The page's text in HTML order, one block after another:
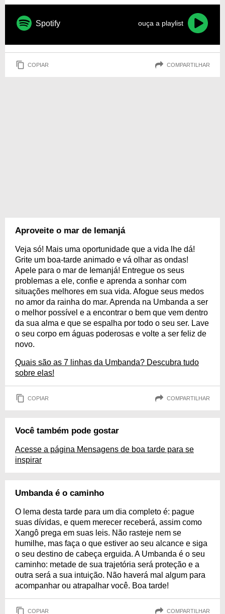
Spotify ouça a playlist
COPIAR COMPARTILHAR
Aproveite o mar de Iemanjá
Veja só! Mais uma oportunidade que a vida lhe dá!
Grite um boa-tarde animado e vá olhar as ondas!
Apele para o mar de Iemanjá! Entregue os seus
problemas a ele, confie e aprenda a sonhar com
situações melhores em sua vida. Afogue seus medos
no amor da rainha do mar. Aprenda na Umbanda a ser
o melhor possível e a encontrar o bem que vem dentro
da sua alma e que se espalha por todo o seu ser. Lave
o seu corpo em águas poderosas e volte a ser feliz de
novo.
Quais são as 7 linhas da Umbanda? Descubra tudo
sobre elas!
COPIAR COMPARTILHAR
Você também pode gostar
Acesse a página Mensagens de boa tarde para se
inspirar
Umbanda é o caminho
O lema desta tarde para um dia completo é: pague
suas dívidas, e quem merecer receberá, assim como
Xangô prega em suas leis. Não rasteje nem se
humilhe, mas faça o que estiver ao seu alcance e siga
o seu destino de cabeça erguida. A Umbanda é o seu
caminho: metade de sua trajetória será proteção e a
outra será a sua intuição. Não haverá mal algum para
acompanhar ou atrapalhar você. Boa tarde!
COPIAR COMPARTILHAR